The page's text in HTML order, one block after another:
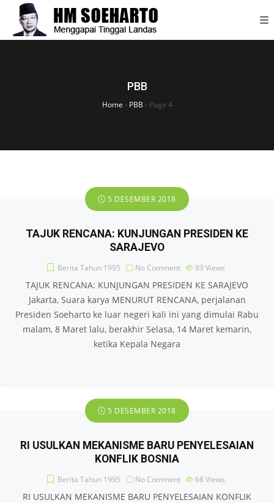
PBB
Home › PBB › Page 4
5 DESEMBER 2018
TAJUK RENCANA: KUNJUNGAN PRESIDEN KE
SARAJEVO
Berita Tahun 1995 No Comment 93 Views
TAJUK RENCANA: KUNJUNGAN PRESIDEN KE SARAJEVO
Jakarta, Suara karya MENURUT RENCANA, perjalanan
Presiden Soeharto ke luar negeri kali ini yang dimulai Rabu
malam, 8 Maret lalu, berakhir Selasa, 14 Maret kemarin,
ketika Kepala Negara
5 DESEMBER 2018
RI USULKAN MEKANISME BARU PENYELESAIAN
KONFLIK BOSNIA
Berita Tahun 1995 No Comment 66 Views
RI USULKAN MEKANISME BARU PENYELESAIAN KONFLIK